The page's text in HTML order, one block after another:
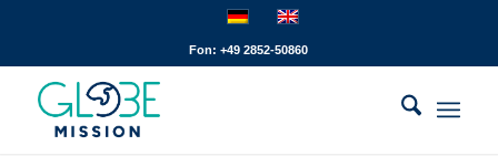
Fon: +49 2852-50860